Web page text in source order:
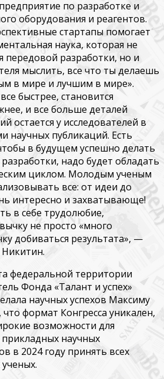
по разработке и
оборудования и реагентов.
стартапы помогает
наука, которая не
передовой разработки, но и
мыслить, все что ты делаешь
в мире и лучшим в мире».
быстрее, становится
и все больше деталей
остается у исследователей в
научных публикаций. Есть
в будущем успешно делать
надо будет обладать
циклом. Молодым ученым
все: от идеи до
интересно и захватывающе!
в себе трудолюбие,
не просто «много
добиваться результата», —
федеральной территории
Фонда «Талант и успех»
научных успехов Максиму
формат Конгресса уникален,
возможности для
научных
в 2024 году принять всех